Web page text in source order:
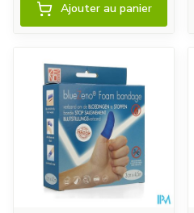
Ajouter au panier